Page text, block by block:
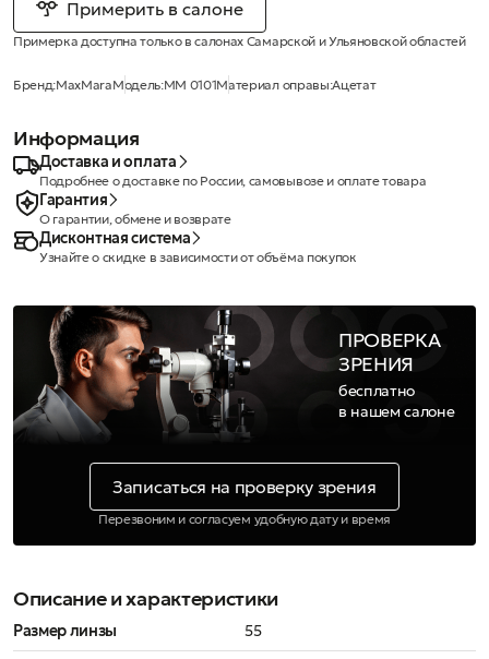
Примерить в салоне
Примерка доступна только в салонах Самарской и Ульяновской областей
Бренд:MaxMaraМодель:MM 0101Материал оправы:Ацетат
Информация
Доставка и оплата
Подробнее о доставке по России, самовывозе и оплате товара
Гарантия
О гарантии, обмене и возврате
Дисконтная система
Узнайте о скидке в зависимости от объёма покупок
ПРОВЕРКА
ЗРЕНИЯ
бесплатно
в нашем салоне
Записаться на проверку зрения
Перезвоним и согласуем удобную дату и время
Описание и характеристики
Размер линзы
55